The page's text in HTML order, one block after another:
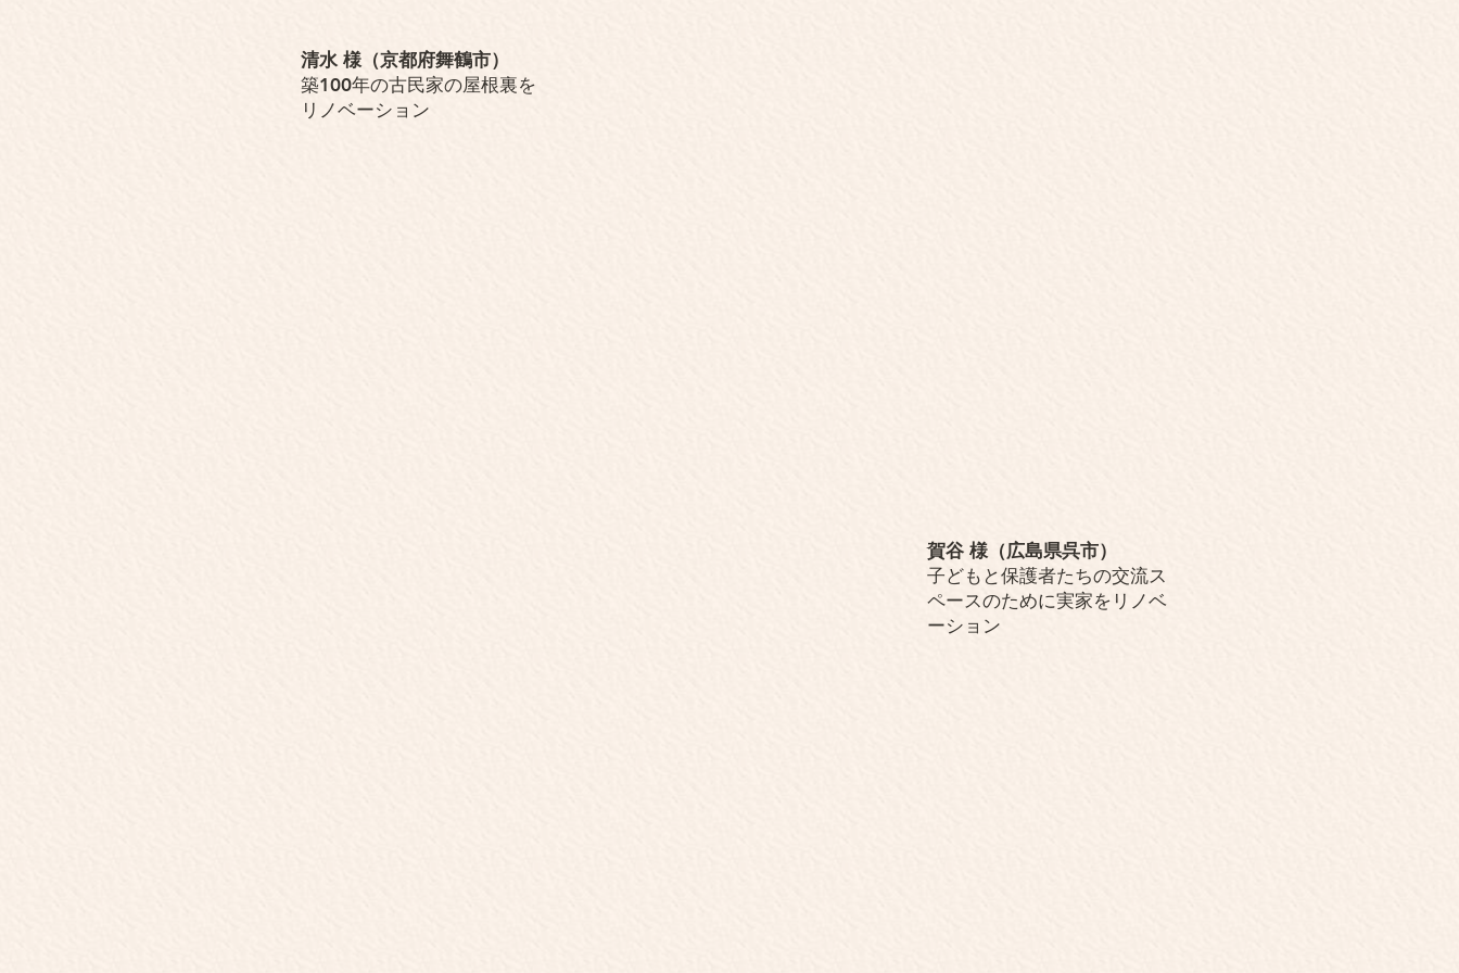
清水 様（京都府舞鶴市）
築100年の古民家の屋根裏を
リノベーション
賀谷 様（広島県呉市）
子どもと保護者たちの交流ス
ペースのために実家をリノベ
ーション